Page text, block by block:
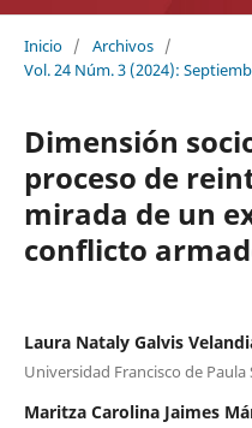
Inicio / Archivos /
Vol. 24 Núm. 3 (2024):
Dimensión
proceso de
mirada de un
conflicto
Laura Nataly Galvis
Universidad Francisco de
Maritza Carolina Jaimes